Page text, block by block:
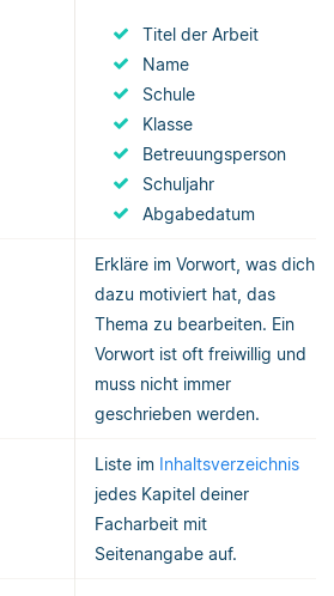
Titel der Arbeit
Name
Schule
Klasse
Betreuungsperson
Schuljahr
Abgabedatum
Erkläre im Vorwort, was dich
dazu motiviert hat, das
Thema zu bearbeiten. Ein
Vorwort ist oft freiwillig und
muss nicht immer
geschrieben werden.
Liste im Inhaltsverzeichnis
jedes Kapitel deiner
Facharbeit mit
Seitenangabe auf.